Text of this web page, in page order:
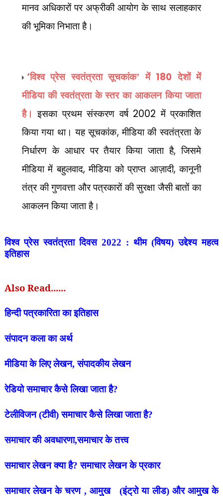
मानव अधिकारों पर अफ्रीकी आयोग के साथ सलाहकार
की भूमिका निभाता है।
‘विश्व प्रेस स्वतंत्रता सूचकांक’ में 180 देशों में
मीडिया की स्वतंत्रता के स्तर का आकलन किया जाता
है। इसका प्रथम संस्करण वर्ष 2002 में प्रकाशित
किया गया था। यह सूचकांक,मीडिया की स्वतंत्रता के
निर्धारण के आधार पर तैयार किया जाता है,जिसमे
मीडिया में बहुलवाद,मीडिया को प्राप्त आज़ादी,कानूनी
तंत्र की गुणवत्ता और पत्रकारों की सुरक्षा जैसी बातों का
आकलन किया जाता है।
विश्व प्रेस स्वतंत्रता दिवस 2022 : थीम (विषय) उद्देश्य महत्व
इतिहास
Also Read......
हिन्दी पत्रकारिता का इतिहास
संपादन कला का अर्थ
मीडिया के लिए लेखन, संपादकीय लेखन
रेडियो समाचार कैसे लिखा जाता है?
टेलीविजन (टीवी) समाचार कैसे लिखा जाता है?
समाचार की अवधारणा,समाचार के तत्त्व
समाचार लेखन क्या है? समाचार लेखन के प्रकार
समाचार लेखन के चरण , आमुख (इंट्रो या लीड) और आमुख के